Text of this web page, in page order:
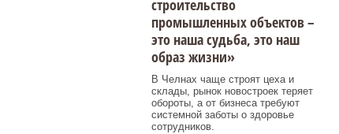
строительство
промышленных объектов –
это наша судьба, это наш
образ жизни»
В Челнах чаще строят цеха и
склады, рынок новостроек теряет
обороты, а от бизнеса требуют
системной заботы о здоровье
сотрудников.